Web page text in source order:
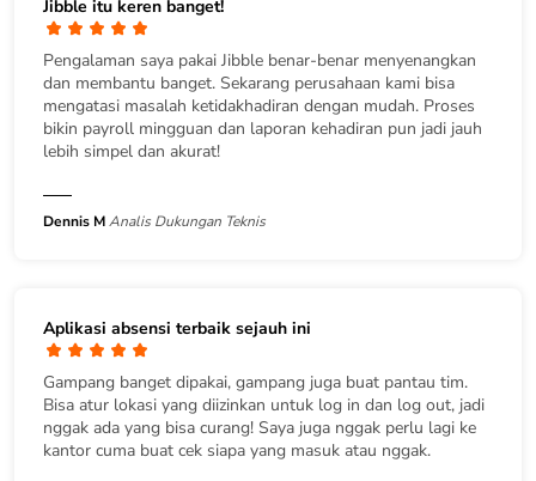
Jibble itu keren banget!
Pengalaman saya pakai Jibble benar-benar menyenangkan
dan membantu banget. Sekarang perusahaan kami bisa
mengatasi masalah ketidakhadiran dengan mudah. Proses
bikin payroll mingguan dan laporan kehadiran pun jadi jauh
lebih simpel dan akurat!
Dennis MAnalis Dukungan Teknis
Aplikasi absensi terbaik sejauh ini
Gampang banget dipakai, gampang juga buat pantau tim.
Bisa atur lokasi yang diizinkan untuk log in dan log out, jadi
nggak ada yang bisa curang! Saya juga nggak perlu lagi ke
kantor cuma buat cek siapa yang masuk atau nggak.